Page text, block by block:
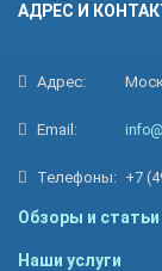
АДРЕС И
Адрес:
Email:
Телефоны: +7
Обзоры и статьи
Наши услуги